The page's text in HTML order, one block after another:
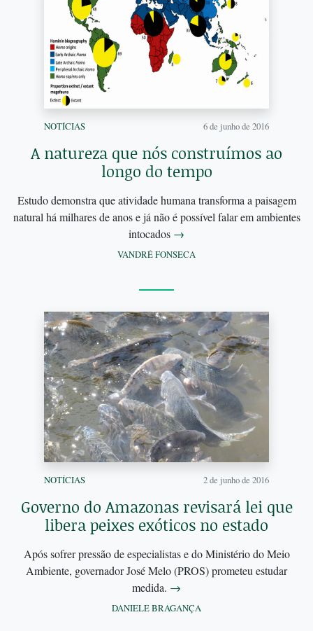
NOTÍCIAS 6 de junho de 2016
A natureza que nós construímos ao
longo do tempo
Estudo demonstra que atividade humana transforma a paisagem
natural há milhares de anos e já não é possível falar em ambientes
intocados →
VANDRÉ FONSECA
NOTÍCIAS 2 de junho de 2016
Governo do Amazonas revisará lei que
libera peixes exóticos no estado
Após sofrer pressão de especialistas e do Ministério do Meio
Ambiente, governador José Melo (PROS) prometeu estudar
medida. →
DANIELE BRAGANÇA